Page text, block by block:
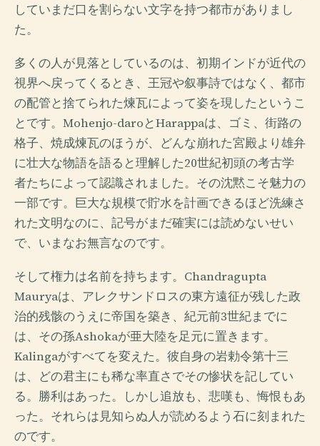
していまだ口を割らない文字を持つ都市がありまし
た。
多くの人が見落としているのは、初期インドが近代の
視界へ戻ってくるとき、王冠や叙事詩ではなく、都市
の配管と捨てられた煉瓦によって姿を現したというこ
とです。Mohenjo-daroとHarappaは、ゴミ、街路の
格子、焼成煉瓦のほうが、どんな崩れた宮殿より雄弁
に壮大な物語を語ると理解した20世紀初頭の考古学
者たちによって認識されました。その沈黙こそ魅力の
一部です。巨大な規模で貯水を計画できるほど洗練さ
れた文明なのに、記号がまだ確実には読めないせい
で、いまなお無言なのです。
そして権力は名前を持ちます。Chandragupta
Mauryaは、アレクサンドロスの東方遠征が残した政
治的残骸のうえに帝国を築き、紀元前3世紀までに
は、その孫Ashokaが亜大陸を足元に置きます。
Kalingaがすべてを変えた。彼自身の岩勅令第十三
は、どの君主にも稀な率直さでその惨状を記してい
る。勝利はあった。しかし追放も、悲嘆も、悔恨もあ
った。それらは見知らぬ人が読めるよう石に刻まれた
のです。